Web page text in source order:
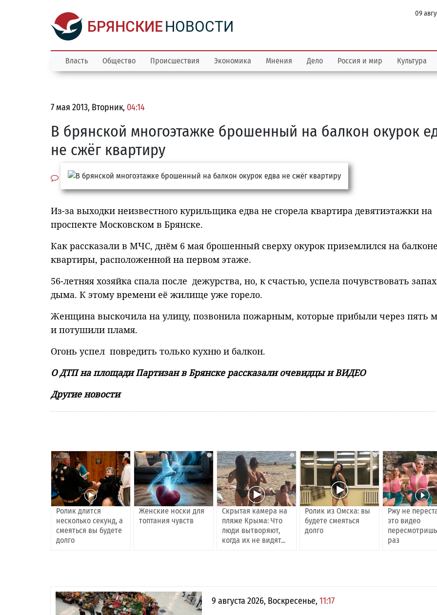
БРЯНСКИЕНОВОСТИ
09
Власть Общество Происшествия Экономика Мнения Дело Россия и мир Культура
7 мая 2013, Вторник, 04:14
В брянской многоэтажке брошенный на балкон окурок
не сжёг квартиру
Из-за выходки неизвестного курильщика едва не сгорела квартира девятиэтажки на
проспекте Московском в Брянске.
Как рассказали в МЧС, днём 6 мая брошенный сверху окурок приземлился на балконе
квартиры, расположенной на первом этаже.
56-летняя хозяйка спала после дежурства, но, к счастью, успела почувствовать запах
дыма. К этому времени её жилище уже горело.
Женщина выскочила на улицу, позвонила пожарным, которые прибыли через пять
и потушили пламя.
Огонь успел повредить только кухню и балкон.
О ДТП на площади Партизан в Брянске рассказали очевидцы и ВИДЕО
Другие новости
i
Ролик длится
несколько секунд, а
смеяться вы будете
долго
i
Женские носки для
топтания чувств
i
Скрытая камера на
пляже Крыма: Что
люди вытворяют,
когда их не видят...
i
Ролик из Омска: вы
будете смеяться
долго
Ржу не
это видео
раз
9 августа 2026, Воскресенье, 11:17